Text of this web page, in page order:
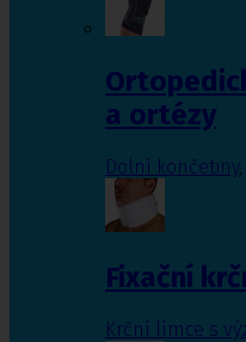
a ortézy
Dolní končetiny,
Fixační
Krční límce s